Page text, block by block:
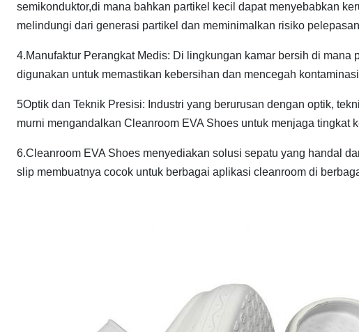
semikonduktor,di mana bahkan partikel kecil dapat menyebabkan
melindungi dari generasi partikel dan meminimalkan risiko
4.Manufaktur Perangkat Medis: Di lingkungan kamar bersih di
digunakan untuk memastikan kebersihan dan mencegah
5Optik dan Teknik Presisi: Industri yang berurusan dengan optik,
murni mengandalkan Cleanroom EVA Shoes untuk menjaga tingkat
6.Cleanroom EVA Shoes menyediakan solusi sepatu yang handal
slip membuatnya cocok untuk berbagai aplikasi cleanroom di